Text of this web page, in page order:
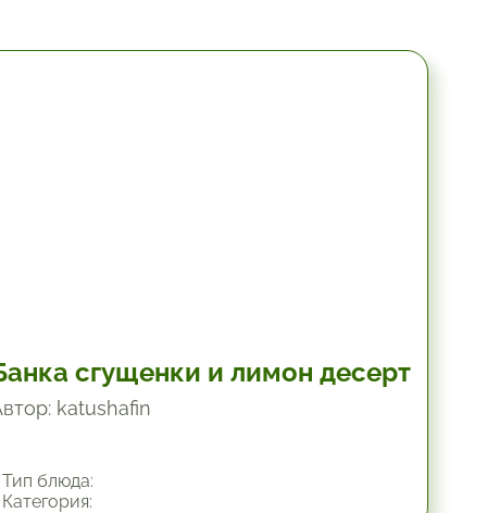
сгущенки и лимон десерт
katushafin
блюда: